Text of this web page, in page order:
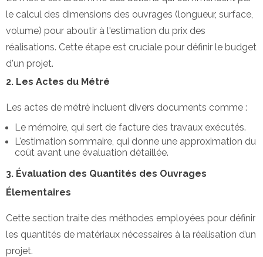
le calcul des dimensions des ouvrages (longueur, surface,
volume) pour aboutir à l'estimation du prix des
réalisations. Cette étape est cruciale pour définir le budget
d'un projet.
2. Les Actes du Métré
Les actes de métré incluent divers documents comme :
Le mémoire, qui sert de facture des travaux exécutés.
L'estimation sommaire, qui donne une approximation du
coût avant une évaluation détaillée.
3. Évaluation des Quantités des Ouvrages
Élementaires
Cette section traite des méthodes employées pour définir
les quantités de matériaux nécessaires à la réalisation d’un
projet.